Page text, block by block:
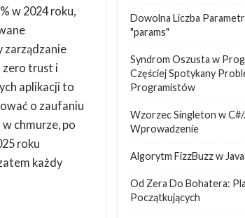
w 2024 roku,
zarządzanie
zero trust i
aplikacji to
o zaufaniu
chmurze, po
roku
każdy
Dowolna Liczba
"params"
Syndrom Oszusta w
Częściej Spotykany
Programistów
Wzorzec Singleton w
Wprowadzenie
Algorytm FizzBuzz w
Od Zera Do Bohatera:
Początkujących